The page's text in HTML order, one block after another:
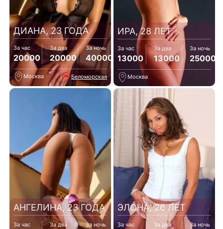
ДИАНА, 23 ГОДА
За час
20000
За два
20000
За ночь
40000
Москва Беломорская
ИРА, 28 ЛЕТ
За час
13000
За два
13000
За ночь
25000
Москва
АНГЕЛИНА, 23 ГОДА
За час За два За ночь
ЭЛОНА, 26 ЛЕТ
За час За два За ночь